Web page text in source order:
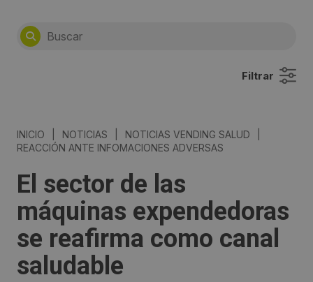
Filtrar
INICIO NOTICIAS NOTICIAS VENDING SALUD
REACCIÓN ANTE INFOMACIONES ADVERSAS
El sector de las
máquinas expendedoras
se reafirma como canal
saludable